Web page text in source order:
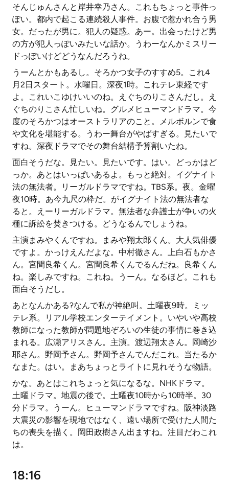
そんじゅんさんと岸井幸乃さん。これもちょっと事件っ
ぽい。都内で起こる連続殺人事件。お腹で惹かれ合う男
女。だったが男に。犯人の疑惑。あー。出会ったけど男
の方が犯人っぽいみたいな話か。うわーなんかミスリー
ドっぽいけどどうなんだろうね。
うーんとかもあるし。そろかつ女子のすすめ5。これ4
月2日スタート。水曜日。深夜1時。これテレ東経です
よ。これいこゆけいいのね。えぐちのりこさんだし。え
ぐちのりこさん忙しいね。グルメヒューマンドラマ。今
度のそろかつはオーストラリアのこと。メルボルンで食
や文化を堪能する。うわー舞台がやばすぎる。見たいで
すね。深夜ドラマでその舞台結構予算割いたね。
面白そうだな。見たい。見たいです。はい。どっかはど
っか。あとはいっぱいあるよ。もっと絶対。イグナイト
法の無法者。リーガルドラマですね。TBS系。夜。金曜
夜10時。あ今九尺の枠だ。がイグナイト法の無法者な
ると。えーリーガルドラマ。無法者な弁護士が争いの火
種に訴訟を焚きつける。どうなるんでしょうね。
主演まみやくんですね。まみや翔太郎くん。大人気俳優
ですよ。かっけえんだよな。中村徹さん。上白石もかさ
ん。宮間良希くん。宮間良希くんでるんだね。良希くん
ね。楽しみですね。これね。うーん。なるほど。これも
面白そうだし。
あとなんかある?なんで私が神絶叫。土曜夜9時。ミッ
テレ系。リアル学校エンターテイメント。いやいや高校
教師になった教師が問題地ぞろいの生徒の事情に巻き込
まれる。広瀬アリスさん。主演。渡辺翔太さん。岡崎沙
耶さん。野岡予さん。野岡予さんでんだこれ。当たるか
なまた。はい。まあちょっとライトに見れそうな物語。
かな。あとはこれちょっと気になるな。NHKドラマ。
土曜ドラマ。地震の後で。土曜夜10時から10時半。30
分ドラマ。うーん。ヒューマンドラマですね。阪神淡路
大震災の影響を現地ではなく、遠い場所で受けた人間た
ちの喪失を描く。岡田政樹さん出ますね。注目だわこれ
は。
18:16